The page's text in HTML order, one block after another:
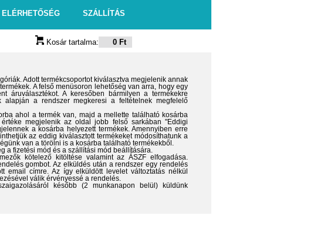
ELÉRHETŐSÉG SZÁLLÍTÁS
Kosár tartalma: 0 Ft
Adott termékcsoportot kiválasztva megjelenik annak
A felső menüsoron lehetőség van arra, hogy egy
áruválasztékot. A keresőben bármilyen a termékekre
a rendszer megkeresi a feltételnek megfelelő
ahol a termék van, majd a mellette található kosárba
megjelenik az oldal jobb felső sarkában "Eddigi
a kosárba helyezett termékek. Amennyiben erre
az eddig kiválasztott termékeket módosíthatunk a
van a törölni is a kosárba található termékekből.
a fizetési mód és a szállítási mód beállítására.
kötelező kitöltése valamint az ÁSZF elfogadása.
gombot. Az elküldés után a rendszer egy rendelés
email címre. Az így elküldött levelet változtatás nélkül
válik érvényessé a rendelés.
később (2 munkanapon belül) küldünk